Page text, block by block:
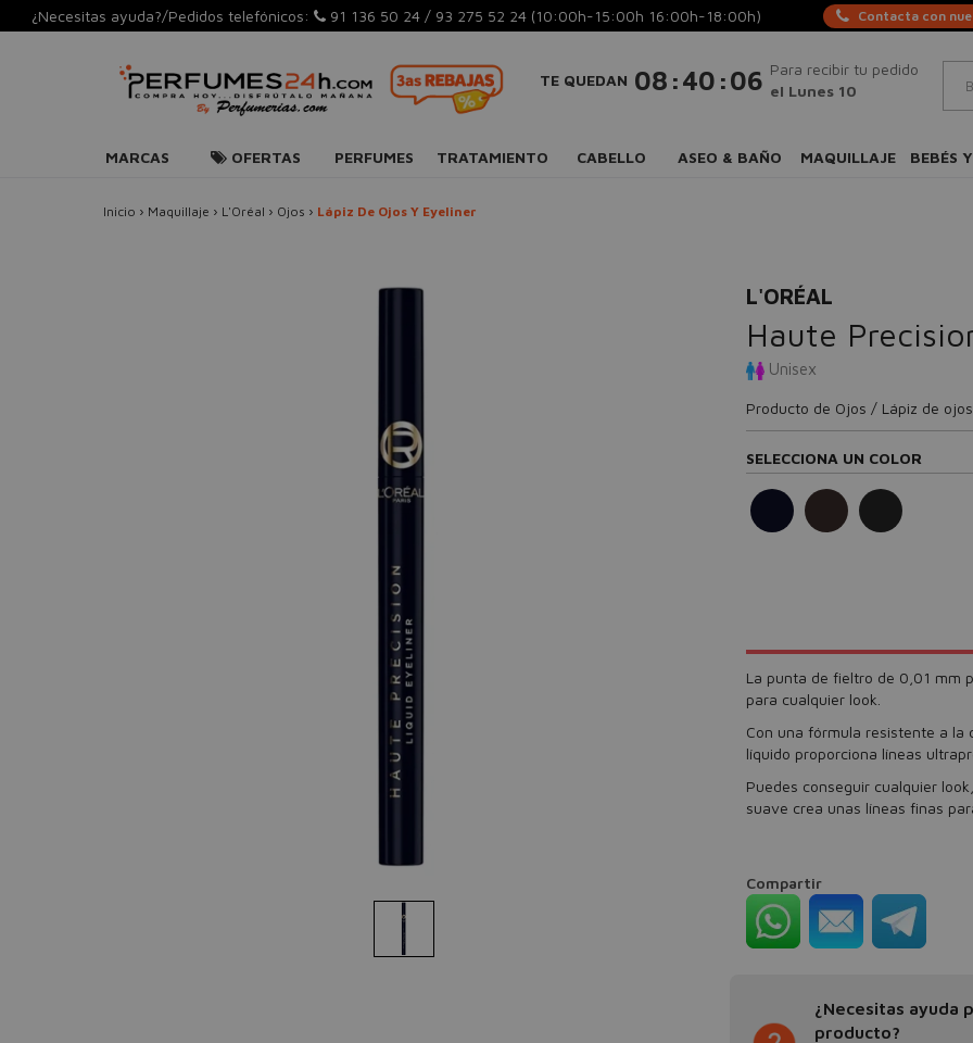
¿Necesitas ayuda?/Pedidos telefónicos: 91 136 50 24 / 93 275 52 24 (10:00h-15:00h 16:00h-18:00h) Contacta con
TE QUEDAN 08 :40 :06 Para recibir tu pedido
el Lunes 10
MARCAS OFERTAS PERFUMES TRATAMIENTO CABELLO ASEO & BAÑO MAQUILLAJE BEBÉS
Inicio › Maquillaje › L'Oréal › Ojos › Lápiz De Ojos Y Eyeliner
L'ORÉAL
Haute
Unisex
Producto de Ojos / Lápiz de
SELECCIONA UN COLOR
La punta de fieltro de 0,01 mm
para cualquier look.
Con una fórmula resistente a
líquido proporciona líneas
Puedes conseguir cualquier
suave crea unas líneas finas
Compartir
¿Necesitas ayuda
producto?